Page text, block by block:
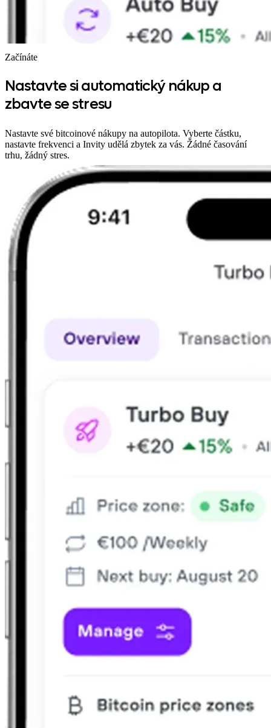
Začínáte
Nastavte si automatický nákup a
zbavte se stresu
Nastavte své bitcoinové nákupy na autopilota. Vyberte částku,
nastavte frekvenci a Invity udělá zbytek za vás. Žádné časování
trhu, žádný stres.